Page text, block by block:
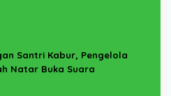
Santri Kabur, Pengelola
Natar Buka Suara